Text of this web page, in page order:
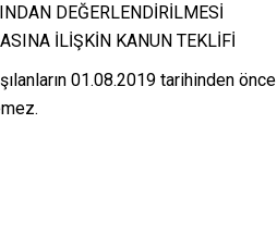
DEĞERLENDİRİLMESİ
İLİŞKİN KANUN TEKLİFİ
01.08.2019 tarihinden önce